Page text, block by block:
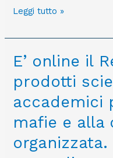
il
zzd
Leggi tutto »
E’ online il
prodotti
accademici
mafie e alla
E’
il Repertorio
dei
prodotti
scientifici
accademici
per